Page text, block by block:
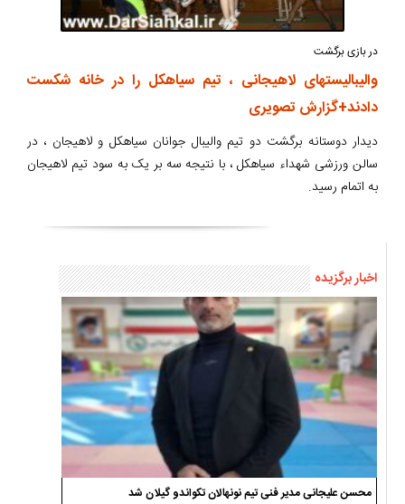
در بازی برگشت
والیبالیستهای لاهیجانی ، تیم سیاهکل را در خانه شکست
دادند+گزارش تصویری
دیدار دوستانه برگشت دو تیم والیبال جوانان سیاهکل و لاهیجان ، در
سالن ورزشی شهداء سیاهکل ، با نتیجه سه بر یک به سود تیم لاهیجان
به اتمام رسید.
اخبار برگزیده
محسن علیجانی مدیر فنی تیم نونهالان تکواندو گیلان شد